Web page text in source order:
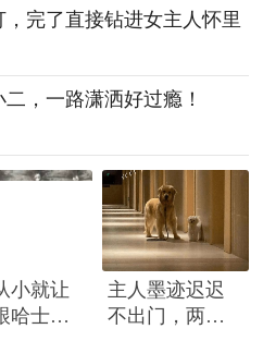
完了直接钻进女主人怀里
，一路潇洒好过瘾！
小就让
哈士奇
主人墨迹迟迟
不出门，两只